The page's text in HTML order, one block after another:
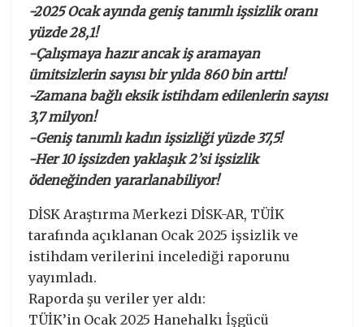
-2025 Ocak ayında geniş tanımlı işsizlik oranı
yüzde 28,1!
-Çalışmaya hazır ancak iş aramayan
ümitsizlerin sayısı bir yılda 860 bin arttı!
-Zamana bağlı eksik istihdam edilenlerin sayısı
3,7 milyon!
-Geniş tanımlı kadın işsizliği yüzde 37,5!
-Her 10 işsizden yaklaşık 2’si işsizlik
ödeneğinden yararlanabiliyor!
DİSK Araştırma Merkezi DİSK-AR, TÜİK
tarafında açıklanan Ocak 2025 işsizlik ve
istihdam verilerini incelediği raporunu
yayımladı.
Raporda şu veriler yer aldı:
TÜİK’in Ocak 2025 Hanehalkı İşgücü